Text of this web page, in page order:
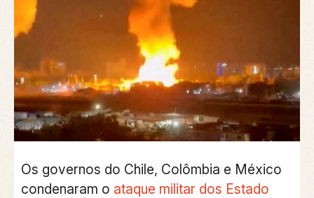
Os governos do Chile, Colômbia e México
condenaram o ataque militar dos Estado